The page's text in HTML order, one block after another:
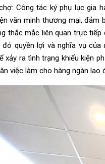
Công tác ký phụ lục gia
văn minh thương mại, đảm
thắc mắc liên quan trực
đó quyền lợi và nghĩa vụ
xảy ra tình trạng khiếu kiện
việc làm cho hàng ngàn lao